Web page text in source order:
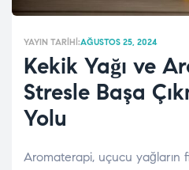
YAYIN TARIHI:AĞUSTOS 25, 2024
Kekik Yağı ve
Stresle Başa
Yolu
Aromaterapi, uçucu yağların